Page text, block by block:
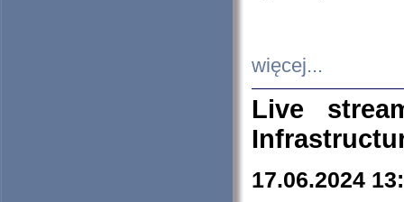
więcej...
Live
17.06.2024